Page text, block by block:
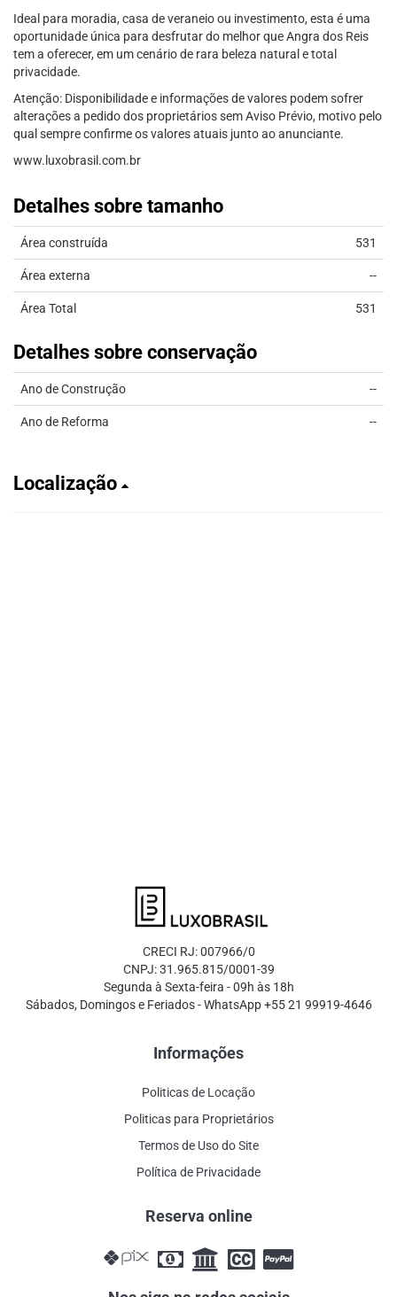
Ideal para moradia, casa de veraneio ou investimento, esta é uma
oportunidade única para desfrutar do melhor que Angra dos Reis
tem a oferecer, em um cenário de rara beleza natural e total
privacidade.
Atenção: Disponibilidade e informações de valores podem sofrer
alterações a pedido dos proprietários sem Aviso Prévio, motivo pelo
qual sempre confirme os valores atuais junto ao anunciante.
www.luxobrasil.com.br
Detalhes sobre tamanho
Área construída 531
Área externa --
Área Total 531
Detalhes sobre conservação
Ano de Construção --
Ano de Reforma --
Localização
CRECI RJ: 007966/0
CNPJ: 31.965.815/0001-39
Segunda à Sexta-feira - 09h às 18h
Sábados, Domingos e Feriados - WhatsApp +55 21 99919-4646
Informações
Politicas de Locação
Politicas para Proprietários
Termos de Uso do Site
Política de Privacidade
Reserva online